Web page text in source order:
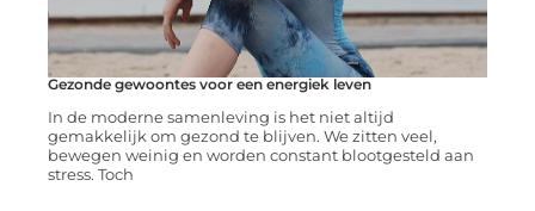
Gezonde gewoontes voor een energiek leven
In de moderne samenleving is het niet altijd
gemakkelijk om gezond te blijven. We zitten veel,
bewegen weinig en worden constant blootgesteld aan
stress. Toch